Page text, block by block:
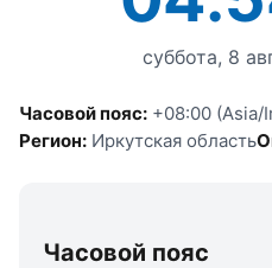
суббота, 8
Часовой пояс: +08:00 (Asia/
Регион: Иркутская область
Часовой пояс